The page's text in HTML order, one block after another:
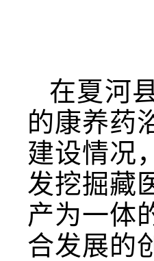
在夏河
的康养药
建设情况
发挖掘藏
产为一体
合发展的